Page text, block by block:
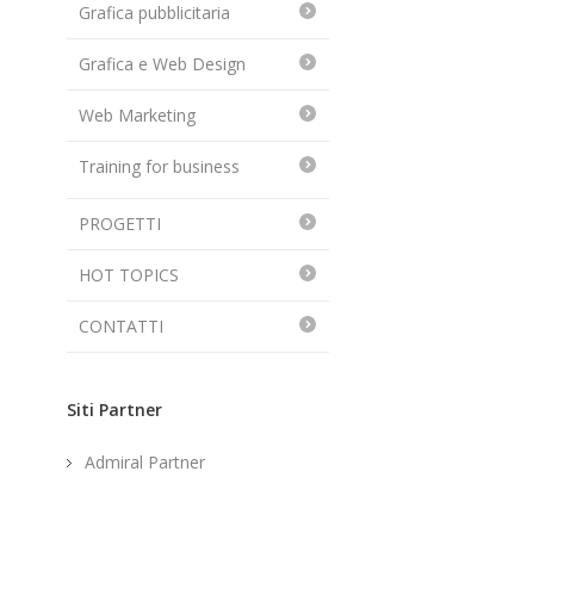
Grafica pubblicitaria
Grafica e Web Design
Web Marketing
Training for business
PROGETTI
HOT TOPICS
CONTATTI
Siti Partner
Admiral Partner